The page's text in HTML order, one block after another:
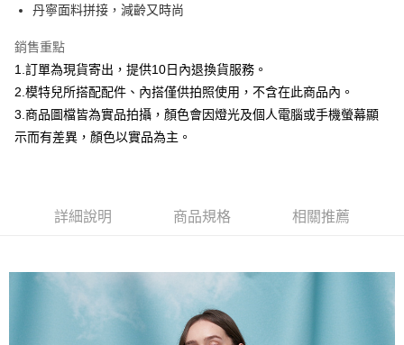
臺灣中小企業銀行
聯邦商業銀行
元大商業銀行
永豐商業銀行
台新國際商業銀行
中國信託商業銀行
台灣樂天信用卡公司
悠遊付
Google Pay
全盈+PAY
【大哥付你分期使用說明】
1.本服務由台灣大哥大提供，台灣大哥大用戶可立即使用無須另外申請。
成交易。
3.實際核准額度、可分期數及費用金額請依後續交易確認頁面所載為準。
4.訂單成立30分鐘內，如未前往確認交易或遇審核未通過，訂單將自動取
消。如遇「轉專審核」未通過狀況，表示未達大哥付你分期系統評分，恕無
法說明評估內容。
AFTEE先享後付
AFTEE先享後付是「在收到商品之後才付款」的支付方式。 讓您購物簡單
１．簡單：不需註冊會員、不需綁卡、不需儲值。
２．便利：只要手機號碼，簡訊認證，即可結帳。
ATM付款
丹寧面料拼接，減齡又時尚
銷售重點
1.訂單為現貨寄出，提供10日內退換貨服務。
2.模特兒所搭配配件、內搭僅供拍照使用，不含在此商品內。
3.商品圖檔皆為實品拍攝，顏色會因燈光及個人電腦或手機螢幕顯
示而有差異，顏色以實品為主。
詳細說明 商品規格 相關推薦